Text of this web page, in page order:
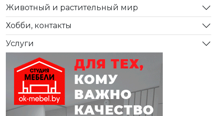
Животный и растительный мир
Хобби, контакты
Услуги